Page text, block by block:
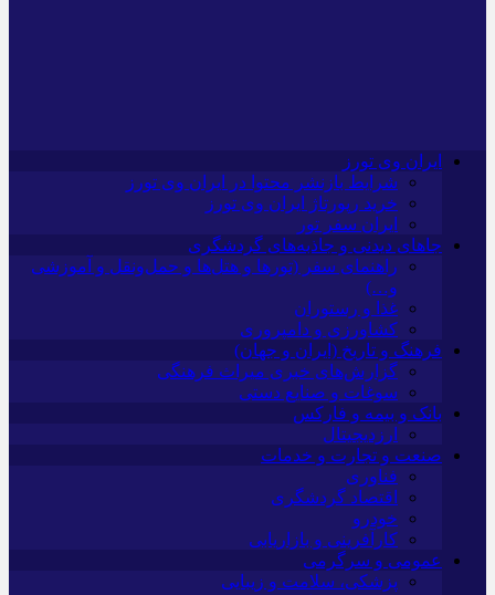
ایران وی تورز
شرایط بازنشر محتوا در ایران وی تورز
خرید رپورتاژ ایران وی تورز
ایران سفر تور
جاهای دیدنی و جاذبه‌های گردشگری
راهنمای سفر (تورها و هتل‌ها و حمل‌و‌نقل و آموزشی
و…)
غذا و رستوران
کشاورزی و دامپروری
فرهنگ و تاریخ (ایران و جهان)
گزارش‌های خبری میراث فرهنگی
سوغات و صنایع دستی
بانک و بیمه و فارکس
ارزدیجیتال
صنعت و تجارت و خدمات
فناوری
اقتصاد گردشگری
خودرو
کارآفرینی و بازاریابی
عمومی و سرگرمی
پزشکی، سلامت و زیبایی